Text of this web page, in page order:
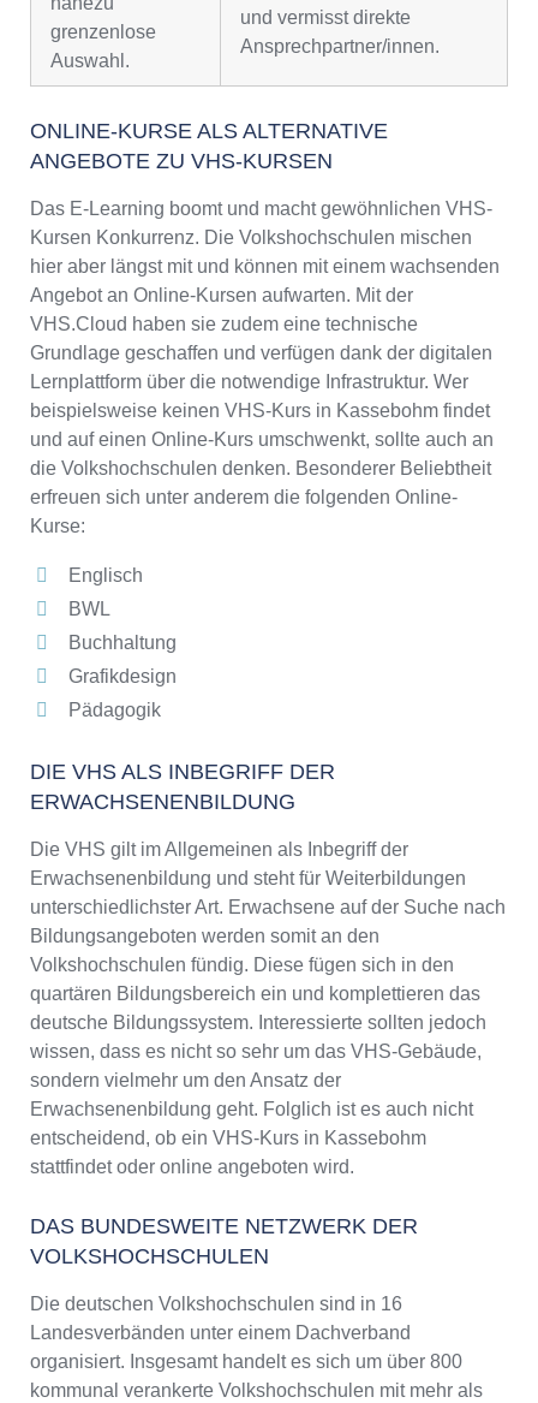
grenzenlose
Auswahl.
und vermisst direkte
Ansprechpartner/innen.
ONLINE-KURSE ALS ALTERNATIVE
ANGEBOTE ZU VHS-KURSEN
Das E-Learning boomt und macht gewöhnlichen VHS-
Kursen Konkurrenz. Die Volkshochschulen mischen
hier aber längst mit und können mit einem wachsenden
Angebot an Online-Kursen aufwarten. Mit der
VHS.Cloud haben sie zudem eine technische
Grundlage geschaffen und verfügen dank der digitalen
Lernplattform über die notwendige Infrastruktur. Wer
beispielsweise keinen VHS-Kurs in Kassebohm findet
und auf einen Online-Kurs umschwenkt, sollte auch an
die Volkshochschulen denken. Besonderer Beliebtheit
erfreuen sich unter anderem die folgenden Online-
Kurse:
Englisch
BWL
Buchhaltung
Grafikdesign
Pädagogik
DIE VHS ALS INBEGRIFF DER
ERWACHSENENBILDUNG
Die VHS gilt im Allgemeinen als Inbegriff der
Erwachsenenbildung und steht für Weiterbildungen
unterschiedlichster Art. Erwachsene auf der Suche nach
Bildungsangeboten werden somit an den
Volkshochschulen fündig. Diese fügen sich in den
quartären Bildungsbereich ein und komplettieren das
deutsche Bildungssystem. Interessierte sollten jedoch
wissen, dass es nicht so sehr um das VHS-Gebäude,
sondern vielmehr um den Ansatz der
Erwachsenenbildung geht. Folglich ist es auch nicht
entscheidend, ob ein VHS-Kurs in Kassebohm
stattfindet oder online angeboten wird.
DAS BUNDESWEITE NETZWERK DER
VOLKSHOCHSCHULEN
Die deutschen Volkshochschulen sind in 16
Landesverbänden unter einem Dachverband
organisiert. Insgesamt handelt es sich um über 800
kommunal verankerte Volkshochschulen mit mehr als